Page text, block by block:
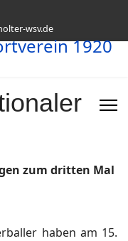
wsv.de
zum dritten Mal
haben am 15.